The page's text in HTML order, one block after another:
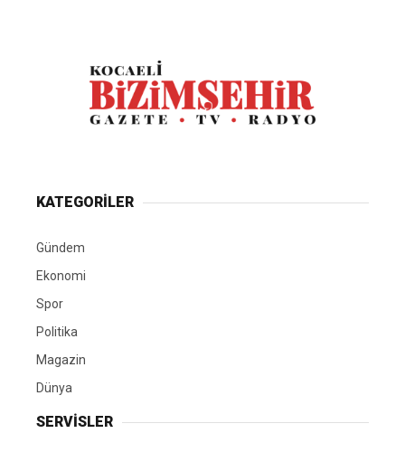
KATEGORİLER
Gündem
Ekonomi
Spor
Politika
Magazin
Dünya
SERVİSLER